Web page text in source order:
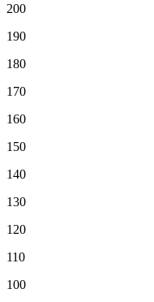
200
190
180
170
160
150
140
130
120
110
100